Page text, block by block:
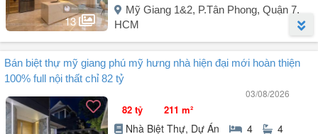
13
Mỹ Giang 1&2, P.Tân Phong, Quận 7,
HCM
Người đăng: Phạm Văn Hậu
(34 tin đăng)
Biệt thự Mỹ Giang 1a Phú Mỹ Hưng, Quận 7.
Biệt thự khu Mỹ Giang một trong những khu ở đẹp và yên tĩnh nhất
Phú Mỹ Hưng, bao quanh bởi hồ nước và công viên xanh mát.
Bán biệt thự mỹ giang phú mỹ hưng nhà hiện đại mới hoàn thiện
100% full nội thất chỉ 82 tỷ
03/08/2026
82 tỷ 211 m²
Nhà Biệt Thự, Dự Án 4 4